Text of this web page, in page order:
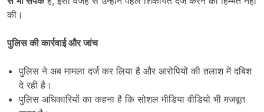
की।
पुलिस की कार्रवाई और जांच
पुलिस ने अब मामला दर्ज कर लिया है और आरोपियों की तलाश में दबिश
दे रही है।
पुलिस अधिकारियों का कहना है कि सोशल मीडिया वीडियो भी मजबूत